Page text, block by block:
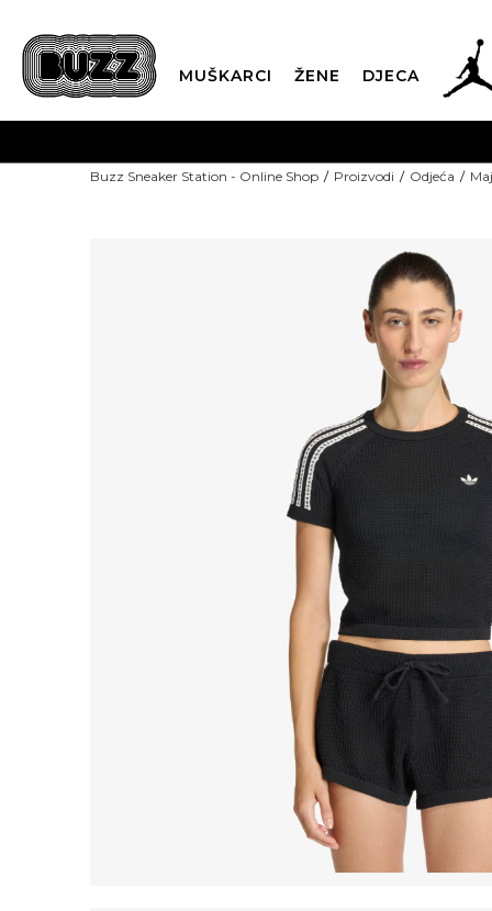
MUŠKARCI ŽENE DJECA
Buzz Sneaker Station - Online Shop Proizvodi Odjeća